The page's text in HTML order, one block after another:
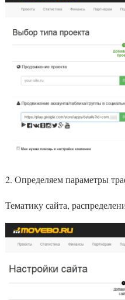
2. Определяем параметры
Тематику сайта,